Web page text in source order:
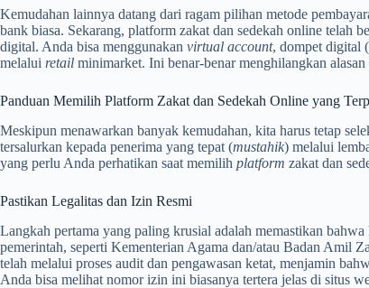
Kemudahan lainnya datang dari ragam pilihan metode
bank biasa. Sekarang, platform zakat dan sedekah online telah
digital. Anda bisa menggunakan virtual account, dompet digital
melalui retail minimarket. Ini benar-benar menghilangkan
Panduan Memilih Platform Zakat dan Sedekah Online yang
Meskipun menawarkan banyak kemudahan, kita harus tetap
tersalurkan kepada penerima yang tepat (mustahik) melalui
yang perlu Anda perhatikan saat memilih platform zakat dan
Pastikan Legalitas dan Izin Resmi
Langkah pertama yang paling krusial adalah memastikan
pemerintah, seperti Kementerian Agama dan/atau Badan Amil
telah melalui proses audit dan pengawasan ketat, menjamin
Anda bisa melihat nomor izin ini biasanya tertera jelas di situs